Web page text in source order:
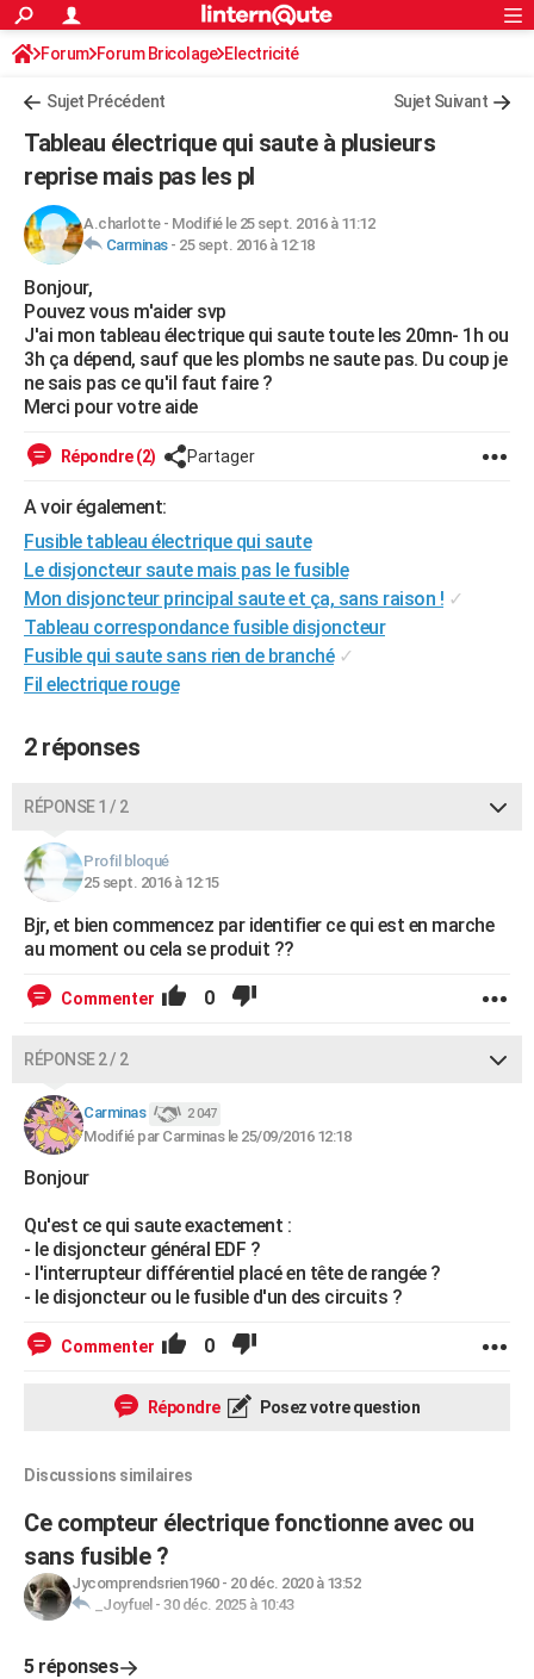
ACTUALITÉS
Politique
Société
Faits Divers
Education
Monde
Villes
+
Programme TV
Streaming
Sorties cinéma
Musique
FINANCE
Retraite
Impôts
Epargne
Immobilier
Risques naturels par ville
Banque
Assurance
Crédit
AUTO
Essais
Réserver un essai
Citadines
Berlines
SUV
Forum auto
HIGH-TECH
Mobiles
Meilleur smartphone
Internet
Ordinateurs
Jeux vidéo
Guide high-tech
BRICOLAGE
Forum
Aménagement intérieur
Extérieur
Cuisine
Salle de bains
Jardinage
Rangement
WEEK-END
Guides de France
Escapades
Patrimoine
Expositions
Musées
Week-end nature
+LIFESTYLE
Art de vivre
Bien-être
Loisirs
Mode
Modes de vie
SANTE
Alimentation
Guide de la santé
Maladies
Médicaments
Sommeil
VOYAGE
PHOTO
GUIDES D'ACHAT
BONS PLANS
Carte de Noël
Carte Bonne année
Carte Saint-Valentin
Carte Pâques
Carte d'anniversaire
DICTIONNAIRE
Dictionnaire
Biographies
Citations
Expressions
Proverbes
PROGRAMME TV
COPAINS D'AVANT
S'inscrire
Se connecter
Lycées
Collèges
Primaires
Universités
Entreprises
Service militaire
Avis de recherche
AVIS DE DÉCÈS
FORUM
Bricolage
Lifestyle
Culture
Sport
Auto
Television
Voyage
Cinema
S'inscrire
Connexion
Forum Forum Bricolage Electricité
Sujet Précédent Sujet Suivant
Tableau électrique qui saute à plusieurs
reprise mais pas les pl
A.charlotte- Modifié le 25 sept. 2016 à 11:12
Carminas- 25 sept. 2016 à 12:18
Bonjour,
Pouvez vous m'aider svp
J'ai mon tableau électrique qui saute toute les 20mn- 1h ou
3h ça dépend, sauf que les plombs ne saute pas. Du coup je
ne sais pas ce qu'il faut faire ?
Merci pour votre aide
Répondre (2) Partager
A voir également:
Fusible tableau électrique qui saute
Le disjoncteur saute mais pas le fusible
Mon disjoncteur principal saute et ça, sans raison ! ✓
Tableau correspondance fusible disjoncteur
Fusible qui saute sans rien de branché ✓
Fil electrique rouge
2 réponses
RÉPONSE 1 / 2
Profil bloqué
25 sept. 2016 à 12:15
Bjr, et bien commencez par identifier ce qui est en marche
au moment ou cela se produit ??
Commenter 0
RÉPONSE 2 / 2
Carminas 2 047
Modifié par Carminas le 25/09/2016 12:18
Bonjour
Qu'est ce qui saute exactement :
- le disjoncteur général EDF ?
- l'interrupteur différentiel placé en tête de rangée ?
- le disjoncteur ou le fusible d'un des circuits ?
Commenter 0
Répondre Posez votre question
Discussions similaires
Ce compteur électrique fonctionne avec ou
sans fusible ?
Jycomprendsrien1960- 20 déc. 2020 à 13:52
_Joyfuel - 30 déc. 2025 à 10:43
5 réponses